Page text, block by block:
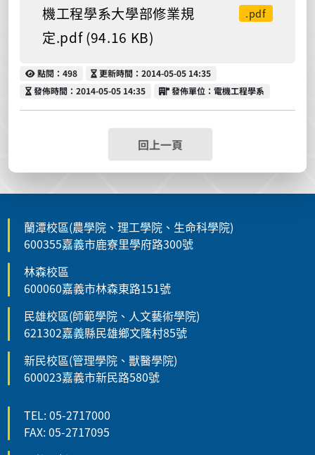
機工程學系大學部修業規
定.pdf (94.16 KB)
.pdf
點閱
點閱：498 更新時間
更新時間：2014-05-05 14:35
發佈時間
發佈時間：2014-05-05 14:35 發佈單位
發佈單位：電機工程學系
回上一頁
蘭潭校區(農學院、理工學院、生命科學院)
600355嘉義市鹿寮里學府路300號
林森校區
600060嘉義市林森東路151號
民雄校區(師範學院、人文藝術學院)
621302嘉義縣民雄鄉文隆村85號
新民校區(管理學院、獸醫學院)
600023嘉義市新民路580號
TEL: 05-2717000
FAX: 05-2717095